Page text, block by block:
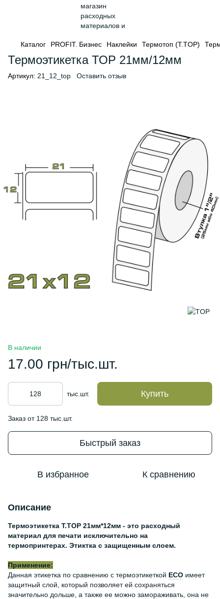
Каталог PROFIT. Бизнес Наклейки Термотоп (T.TOP)
Термоэтикетка ТОР 21мм/12мм
Артикул: 21_12_top Оставить отзыв
В наличии
17.00 грн/тыс.шт.
тыс.шт. Купить
Заказ от 128 тыс.шт.
Быстрый заказ
В избранное К сравнению
Описание
Термоэтикетка Т.TOP 21мм*12мм - это расходный
материал для печати исключительно на
термопринтерах. Этиктка с защищенным слоем.
Применение:
Данная этикетка по сравнению с термоэтикеткой ЕСО имеет
защитный слой, который позволяет ей сохраняться
значительно дольше, а также ее можно замораживать, она не